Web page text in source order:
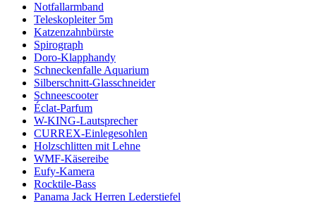
Notfallarmband
Teleskopleiter 5m
Katzenzahnbürste
Spirograph
Doro-Klapphandy
Schneckenfalle Aquarium
Silberschnitt-Glasschneider
Schneescooter
Éclat-Parfum
W-KING-Lautsprecher
CURREX-Einlegesohlen
Holzschlitten mit Lehne
WMF-Käsereibe
Eufy-Kamera
Rocktile-Bass
Panama Jack Herren Lederstiefel